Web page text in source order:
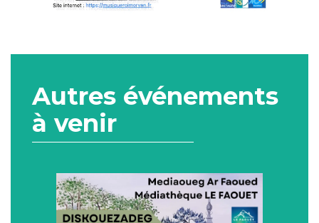
Autres événements
à venir